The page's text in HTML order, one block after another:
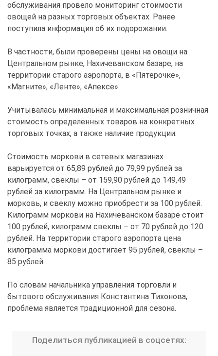
обслуживания провело мониторинг стоимости
овощей на разных торговых объектах. Ранее
поступила информация об их подорожании.
В частности, были проверены цены на овощи на
Центральном рынке, Нахичеванском базаре, на
территории старого аэропорта, в «Пятерочке»,
«Магните», «Ленте», «Апексе».
Учитывалась минимальная и максимальная розничная
стоимость определенных товаров на конкретных
торговых точках, а также наличие продукции.
Стоимость моркови в сетевых магазинах
варьируется от 65,89 рублей до 79,99 рублей за
килограмм, свеклы – от 159,90 рублей до 149,49
рублей за килограмм. На Центральном рынке и
морковь, и свеклу можно приобрести за 100 рублей.
Килограмм моркови на Нахичеванском базаре стоит
100 рублей, килограмм свеклы – от 70 рублей до 120
рублей. На территории старого аэропорта цена
килограмма моркови достигает 95 рублей, свеклы –
85 рублей.
По словам начальника управления торговли и
бытового обслуживания Константина Тихонова,
проблема является традиционной для сезона.
Поделиться публикацией в соцсетях: